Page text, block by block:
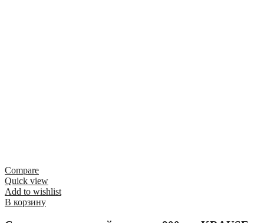
Compare
Quick view
Add to wishlist
В корзину